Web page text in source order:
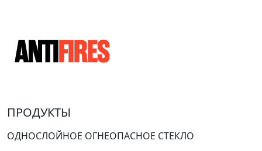
ПРОДУКТЫ
ОДНОСЛОЙНОЕ ОГНЕОПАСНОЕ СТЕКЛО